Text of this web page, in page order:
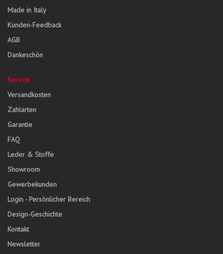
Made in Italy
Kunden-Feedback
AGB
Dankeschön
Service
Versandkosten
Zahlarten
Garantie
FAQ
Leder & Stoffe
Showroom
Gewerbekunden
Login - Persönlicher Bereich
Design-Geschichte
Kontakt
Newsletter